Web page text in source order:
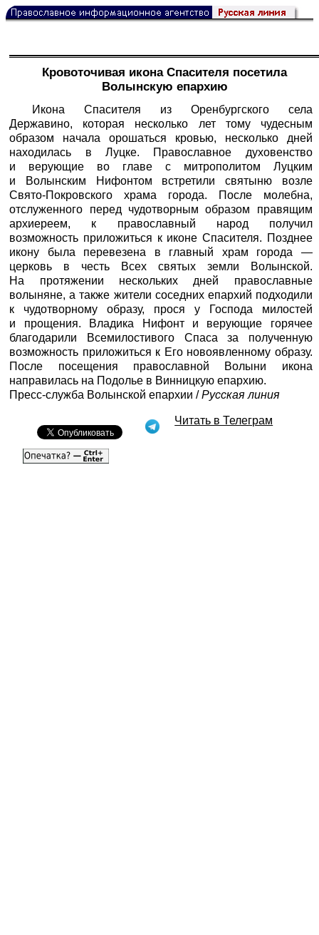
Кровоточивая икона Спасителя посетила
Волынскую епархию
Икона Спасителя из Оренбургского села
Державино, которая несколько лет тому чудесным
образом начала орошаться кровью, несколько дней
находилась в Луцке. Православное духовенство
и верующие во главе с митрополитом Луцким
и Волынским Нифонтом встретили святыню возле
Свято-Покровского храма города. После молебна,
отслуженного перед чудотворным образом правящим
архиереем, к православный народ получил
возможность приложиться к иконе Спасителя. Позднее
икону была перевезена в главный храм города —
церковь в честь Всех святых земли Волынской.
На протяжении нескольких дней православные
волыняне, а также жители соседних епархий подходили
к чудотворному образу, прося у Господа милостей
и прощения. Владика Нифонт и верующие горячее
благодарили Всемилостивого Спаса за полученную
возможность приложиться к Его новоявленному образу.
После посещения православной Волыни икона
направилась на Подолье в Винницкую епархию.
Пресс-служба Волынской епархии /Русская линия
Читать в Телеграм